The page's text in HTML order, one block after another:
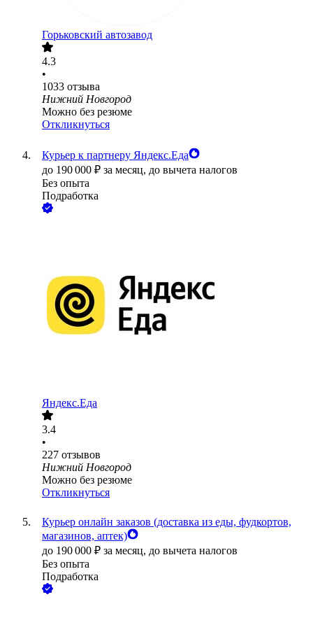
Горьковский автозавод
4.3
•
1033 отзыва
Нижний Новгород
Можно без резюме
Откликнуться
Курьер к партнеру Яндекс.Еда
до 190 000 ₽ за месяц, до вычета налогов
Без опыта
Подработка
Яндекс.Еда
3.4
•
227 отзывов
Нижний Новгород
Можно без резюме
Откликнуться
Курьер онлайн заказов (доставка из еды, фудкортов,
магазинов, аптек)
до 190 000 ₽ за месяц, до вычета налогов
Без опыта
Подработка